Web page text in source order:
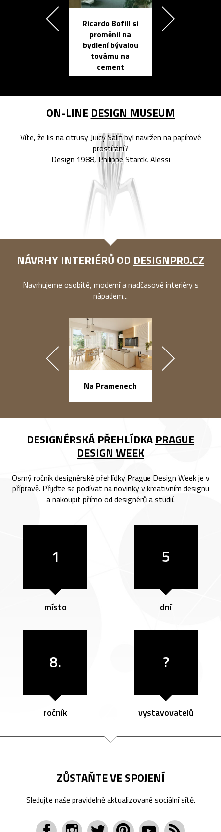
Ricardo Bofill si
proměnil na
bydlení bývalou
továrnu na
cement
ON-LINE DESIGN MUSEUM
Víte, že lis na citrusy Juicy Salif byl navržen na papírové
prostírání?
Design 1988, Philippe Starck, Alessi
NÁVRHY INTERIÉRŮ OD DESIGNPRO.CZ
Navrhujeme osobité, moderní a nadčasové interiéry s
nápadem...
Na Pramenech
DESIGNÉRSKÁ PŘEHLÍDKA PRAGUE
DESIGN WEEK
Osmý ročník designérské přehlídky Prague Design Week je v
přípravě. Přijďte se podívat na novinky v kreativním designu
a nakoupit přímo od designérů a studií.
1
místo
5
dní
8.
ročník
?
vystavovatelů
ZŮSTAŇTE VE SPOJENÍ
Sledujte naše pravidelně aktualizované sociální sítě.